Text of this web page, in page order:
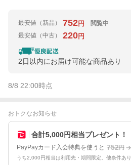
最安値 （新品） 752円
閲覧中
最安値 （中古） 220円
2日以内にお届け可能な商品あり
8/8 22:00時点
おトクなお知らせ
合計5,000円相当プレゼント！
PayPayカード入会特典を使うと 752円
うち2,000円相当は利用先・期間限定。他条件あり